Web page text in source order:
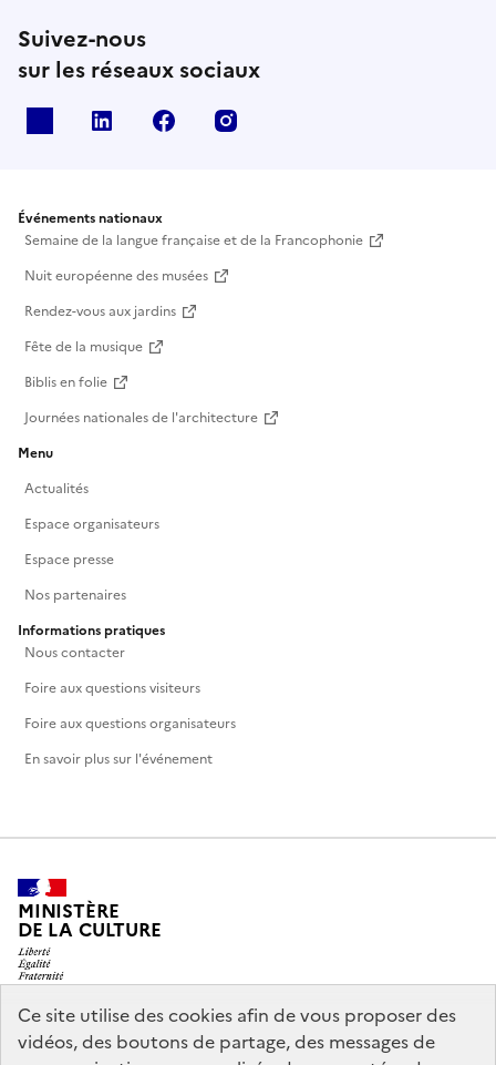
Ce site utilise des cookies afin de vous proposer des
vidéos, des boutons de partage, des messages de
Suivez-nous
sur les réseaux sociaux
Linkedin Facebook
Événements nationaux
Semaine de la langue française et de la Francophonie
Nuit européenne des musées
Rendez-vous aux jardins
Fête de la musique
Biblis en folie
Journées nationales de l'architecture
Menu
Actualités
Espace organisateurs
Espace presse
Nos partenaires
Informations pratiques
Nous contacter
Foire aux questions visiteurs
Foire aux questions organisateurs
En savoir plus sur l'événement
MINISTÈRE
DE LA CULTURE
legifrance.gouv.fr info.gouv.fr